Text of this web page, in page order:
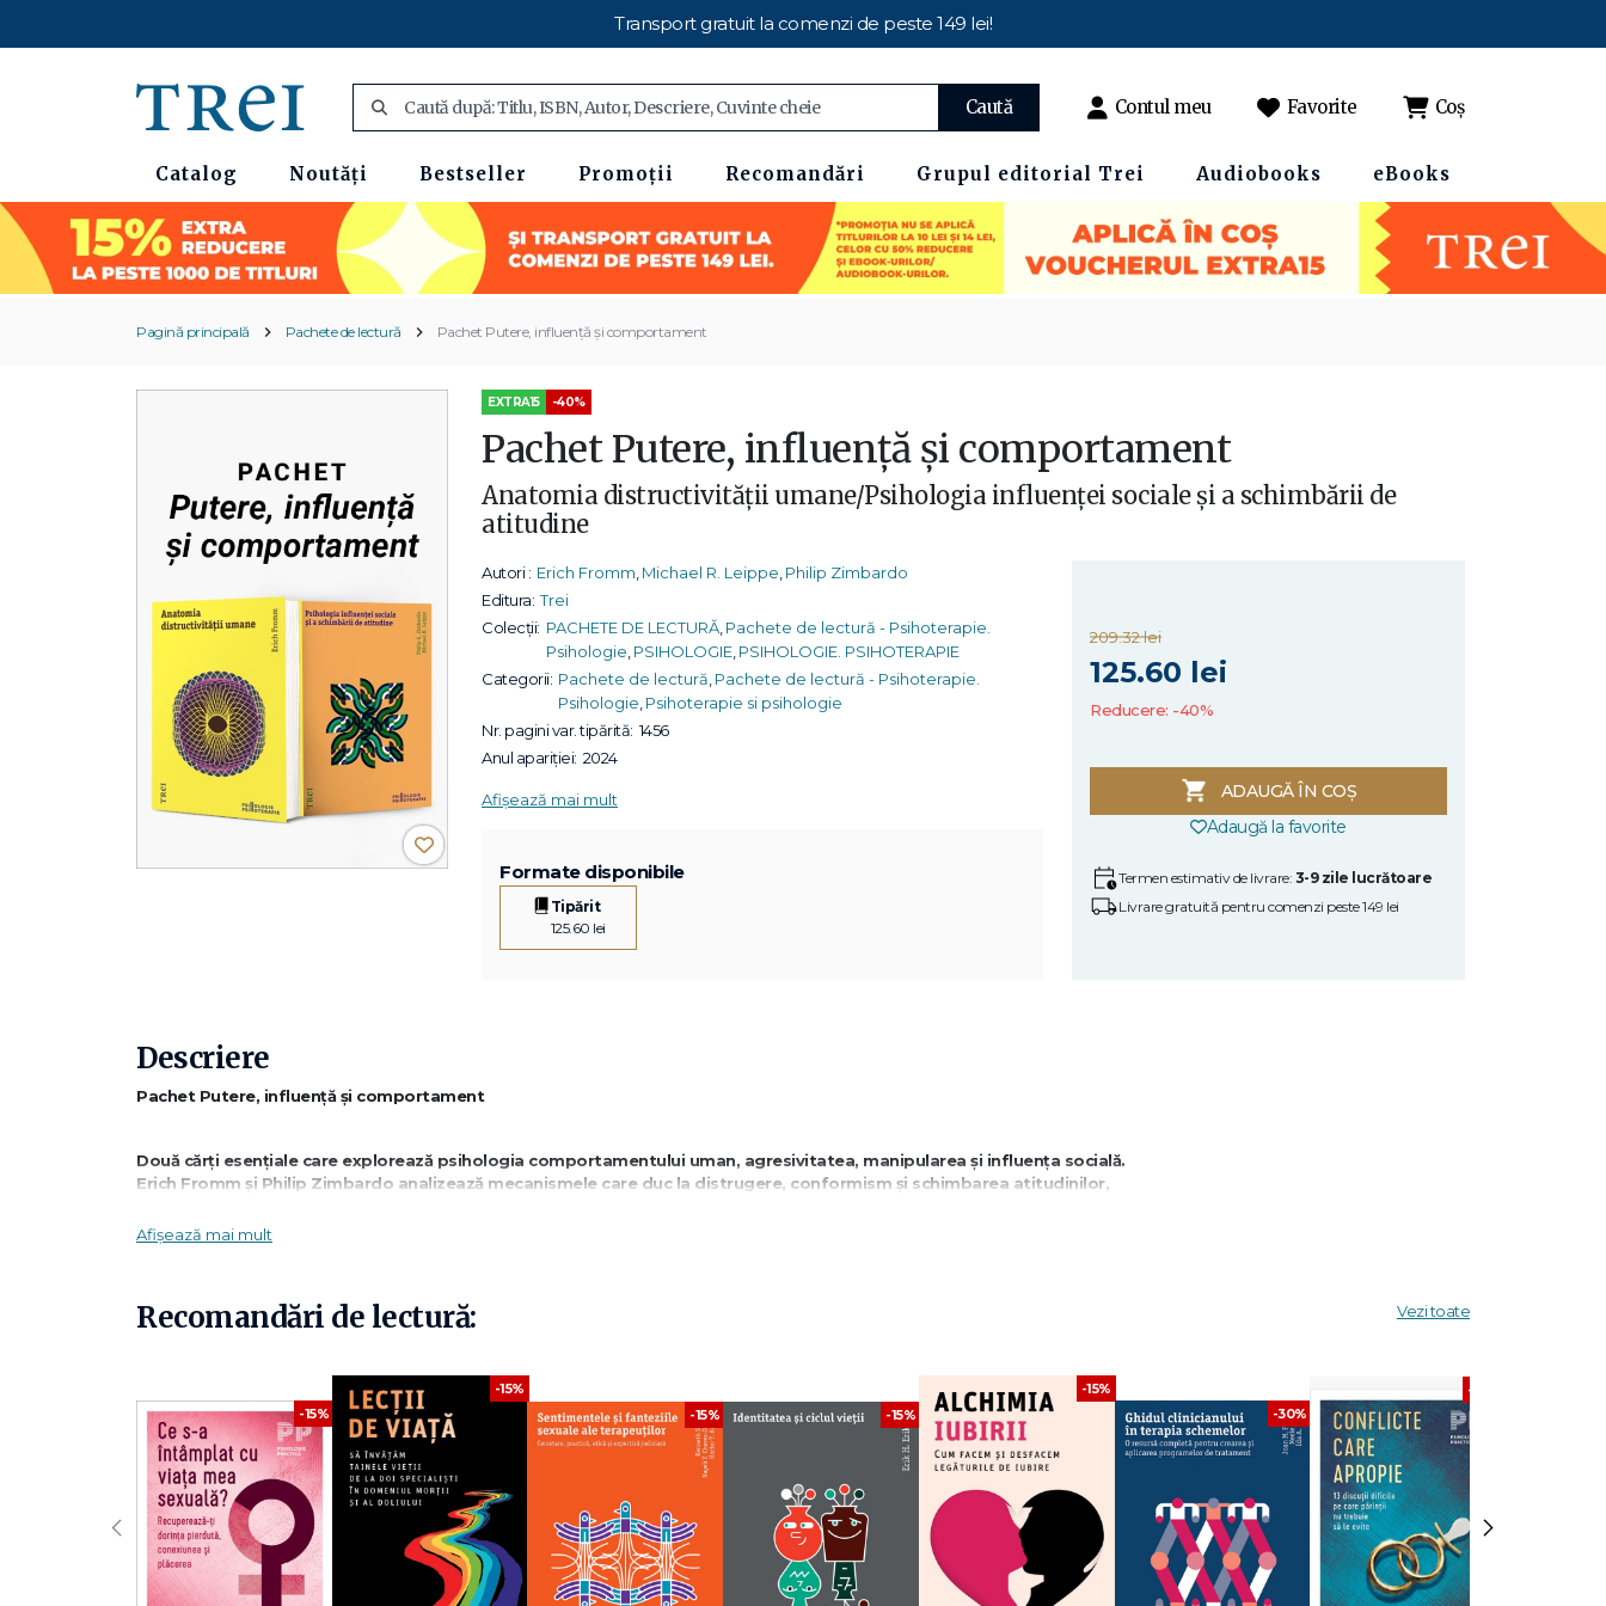
Transport gratuit la comenzi de peste 149 lei!
Caută Contul meu Favorite Coș
Catalog Noutăți Bestseller Promoții Recomandări Grupul editorial Trei Audiobooks eBooks
Pagină principală Pachete de lectură Pachet Putere, influență și comportament
EXTRA15 -40%
Pachet Putere, influență și comportament
Anatomia distructivităţii umane/Psihologia influenței sociale și a schimbării de
atitudine
Autori : Erich Fromm Michael R. Leippe Philip Zimbardo
Editura: Trei
Colecții: PACHETE DE LECTURĂ, Pachete de lectură - Psihoterapie.
Psihologie PSIHOLOGIE, PSIHOLOGIE. PSIHOTERAPIE
Categorii: Pachete de lectură Pachete de lectură - Psihoterapie.
Psihologie Psihoterapie si psihologie
Nr. pagini var. tipărită: 1456
Anul apariției: 2024
Afișează mai mult
Formate disponibile
Tipărit
125.60 lei
209.32 lei
125.60 lei
Reducere: -40%
ADAUGĂ ÎN COȘ
Adaugă la favorite
Termen estimativ de livrare: 3-9 zile lucrătoare
Livrare gratuită pentru comenzi peste 149 lei
Descriere
Pachet Putere, influență și comportament
Două cărți esențiale care explorează psihologia comportamentului uman, agresivitatea, manipularea și influența socială.
Erich Fromm și Philip Zimbardo analizează mecanismele care duc la distrugere, conformism și schimbarea atitudinilor,
Anatomia distructivităţii umane – Erich Fromm
Cartea analizeazătendințele agresive și distructive ale oamenilor, precum și motivațiile psihologice care duc la violență și
opresiune. Fromm explorează relația dintre individ și societate și impactul culturii și structurilor sociale asupra comportamentului uman.
Psihologia influenței sociale și a schimbării de atitudine – Philip Zimbardo, Michael R. Leippe
Lucrarea prezintă modul în care
presiunea socială, autoritatea și normele colectivepot modela atitudinile și comportamentele
indivizilor. Zimbardo și Leippe explică mecanismele psihologice ale manipulării, conformismului și persuasiunii.
Afișează mai mult
Recomandări de lectură: Vezi toate
-15%
-15%
-15% -15%
-15%
-30%
-30%
‹ ›